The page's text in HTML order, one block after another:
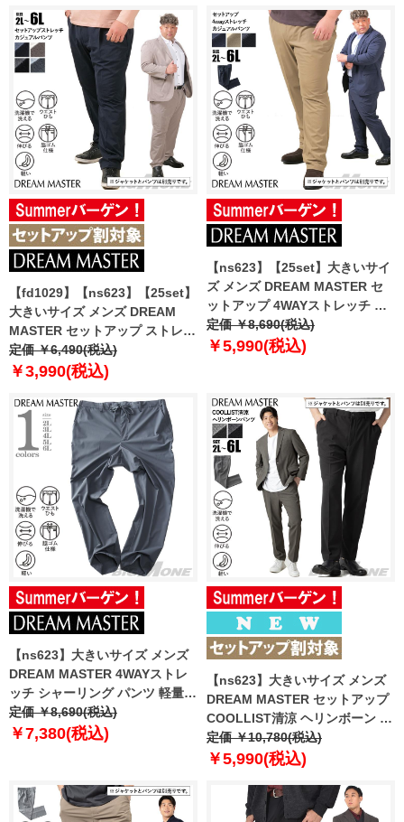
【fd1029】【ns623】【25set】
大きいサイズ メンズ DREAM
MASTER セットアップ ストレッ
チ カジュアル パンツ 軽量 ウォ
ッシャブル スマリラ azs25341-
定価 ￥6,490(税込)
￥3,990(税込)
【ns623】【25set】大きいサイ
ズ メンズ DREAM MASTER セ
ットアップ 4WAYストレッチ カ
ジュアル パンツ 軽量 ウォッシャ
ブル 消臭抗菌 スマリラ
定価 ￥8,690(税込)
￥5,990(税込)
【ns623】大きいサイズ メンズ
DREAM MASTER 4WAYストレ
ッチ シャーリング パンツ 軽量
ウォッシャブル 消臭抗菌
azs2535-sps
定価 ￥8,690(税込)
￥7,380(税込)
【ns623】大きいサイズ メンズ
DREAM MASTER セットアップ
COOLLIST清涼 ヘリンボーン ス
トレッチ パンツ 軽量 ウォッシャ
ブル スマリラ 春夏新作
定価 ￥10,780(税込)
￥5,990(税込)